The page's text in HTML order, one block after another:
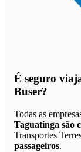
É seguro
Buser?
Todas as
Taguatinga são
Transportes
passageiros.